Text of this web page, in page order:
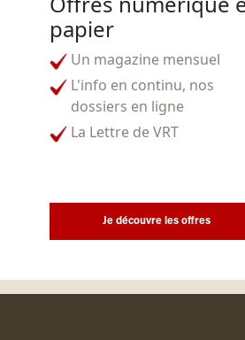
papier
Un magazine mensuel
L'info en continu, nos
dossiers en ligne
La Lettre de VRT
Je découvre les offres